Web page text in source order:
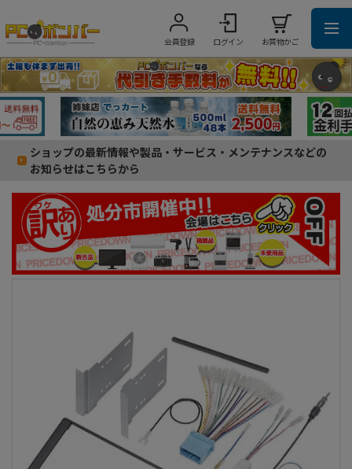
会員登録 ログイン お買物かご
ショップの最新情報や製品・サービス・メンテナンスなどの
お知らせはこちらから